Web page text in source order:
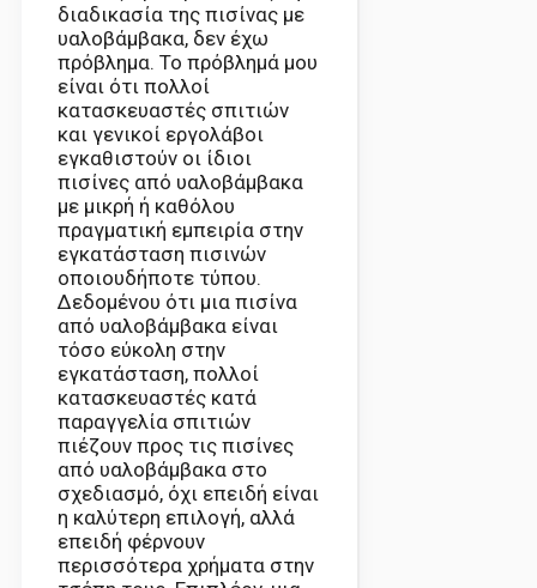
διαδικασία της πισίνας με
υαλοβάμβακα, δεν έχω
πρόβλημα. Το πρόβλημά μου
είναι ότι πολλοί
κατασκευαστές σπιτιών
και γενικοί εργολάβοι
εγκαθιστούν οι ίδιοι
πισίνες από υαλοβάμβακα
με μικρή ή καθόλου
πραγματική εμπειρία στην
εγκατάσταση πισινών
οποιουδήποτε τύπου.
Δεδομένου ότι μια πισίνα
από υαλοβάμβακα είναι
τόσο εύκολη στην
εγκατάσταση, πολλοί
κατασκευαστές κατά
παραγγελία σπιτιών
πιέζουν προς τις πισίνες
από υαλοβάμβακα στο
σχεδιασμό, όχι επειδή είναι
η καλύτερη επιλογή, αλλά
επειδή φέρνουν
περισσότερα χρήματα στην